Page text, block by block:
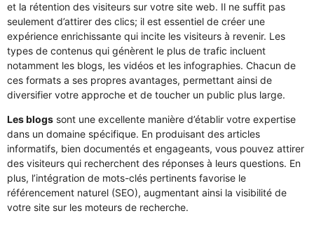
et la rétention des visiteurs sur votre site web. Il ne suffit pas
seulement d’attirer des clics; il est essentiel de créer une
expérience enrichissante qui incite les visiteurs à revenir. Les
types de contenus qui génèrent le plus de trafic incluent
notamment les blogs, les vidéos et les infographies. Chacun de
ces formats a ses propres avantages, permettant ainsi de
diversifier votre approche et de toucher un public plus large.
Les blogs sont une excellente manière d’établir votre expertise
dans un domaine spécifique. En produisant des articles
informatifs, bien documentés et engageants, vous pouvez attirer
des visiteurs qui recherchent des réponses à leurs questions. En
plus, l’intégration de mots-clés pertinents favorise le
référencement naturel (SEO), augmentant ainsi la visibilité de
votre site sur les moteurs de recherche.